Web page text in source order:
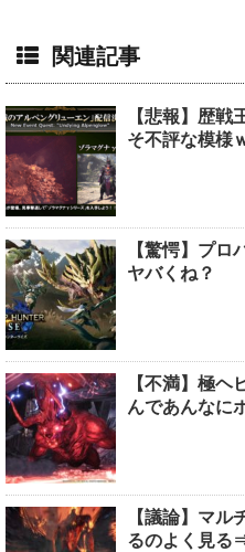
関連記事
【悲報】歴戦
そ不評な模様
【驚愕】プロ
ヤバくね？
【不満】極ヘ
んであんなに
【議論】マル
るのよく見る